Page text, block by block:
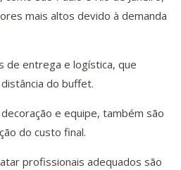
mais altos devido à demanda
de entrega e logística, que
do buffet.
e equipe, também são
do custo final.
profissionais adequados são